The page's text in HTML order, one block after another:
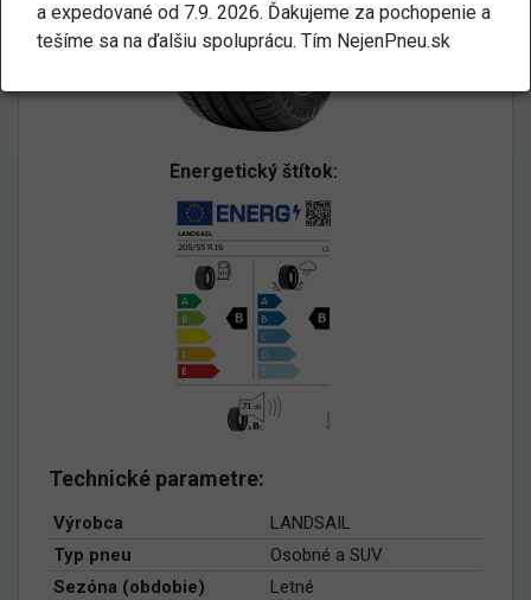
Energetický štítok:
Technické parametre:
Výrobca
LANDSAIL
Typ pneu
Osobné a SUV
Sezóna (obdobie)
Letné
a expedované od 7.9. 2026. Ďakujeme za pochopenie a
tešíme sa na ďalšiu spoluprácu. Tím NejenPneu.sk